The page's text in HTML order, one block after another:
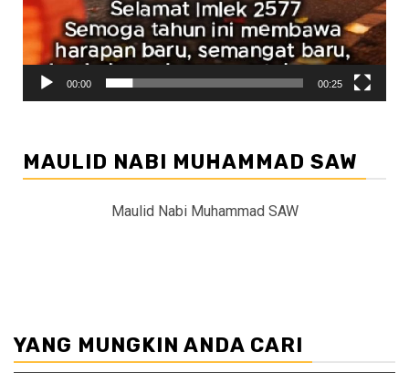
00:00 00:25
MAULID NABI MUHAMMAD SAW
Maulid Nabi Muhammad SAW
YANG MUNGKIN ANDA CARI